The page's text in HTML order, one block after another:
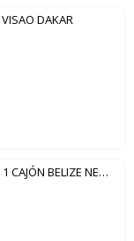
DAKAR
BALCON FRUTERA 1 PUERTA 1 CAJÓN BELIZE NEW NOTAVEL BLANCO NEW